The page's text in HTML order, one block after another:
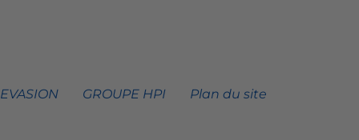
GROUPE HPI Plan du site